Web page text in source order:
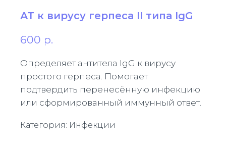
АТ к вирусу герпеса II типа IgG
600 р.
Определяет антитела IgG к вирусу
простого герпеса. Помогает
подтвердить перенесённую инфекцию
или сформированный иммунный ответ.
Категория: Инфекции